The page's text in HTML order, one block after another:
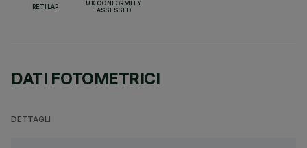
RETILAP
UK CONFORMITY
ASSESSED
DATI FOTOMETRICI
DETTAGLI